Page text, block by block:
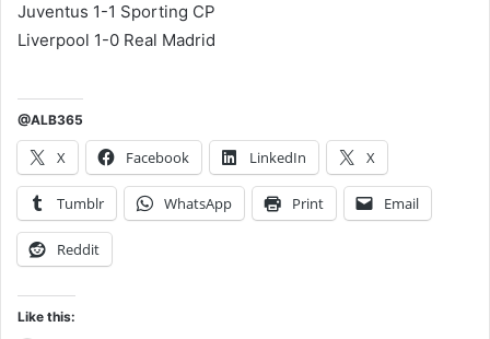
Juventus 1-1 Sporting CP
Liverpool 1-0 Real Madrid
@ALB365
X Facebook LinkedIn X
Tumblr WhatsApp Print Email
Reddit
Like this: